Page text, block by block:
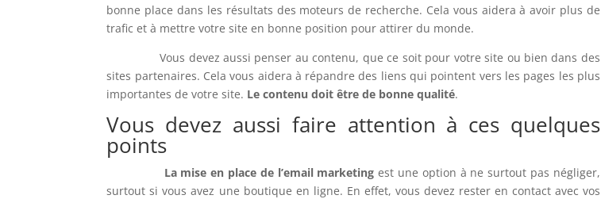
bonne place dans les résultats des moteurs de recherche. Cela vous aidera à avoir plus de
trafic et à mettre votre site en bonne position pour attirer du monde.
Vous devez aussi penser au contenu, que ce soit pour votre site ou bien dans des
sites partenaires. Cela vous aidera à répandre des liens qui pointent vers les pages les plus
importantes de votre site. Le contenu doit être de bonne qualité.
Vous devez aussi faire attention à ces quelques
points
La mise en place de l’email marketing est une option à ne surtout pas négliger,
surtout si vous avez une boutique en ligne. En effet, vous devez rester en contact avec vos